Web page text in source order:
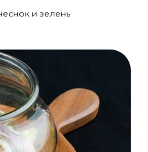
и зелень